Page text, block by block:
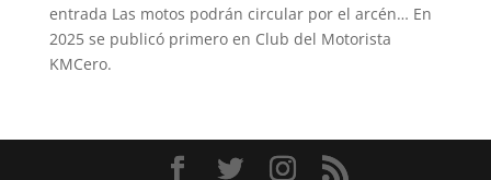
entrada Las motos podrán circular por el arcén… En
2025 se publicó primero en Club del Motorista
KMCero.